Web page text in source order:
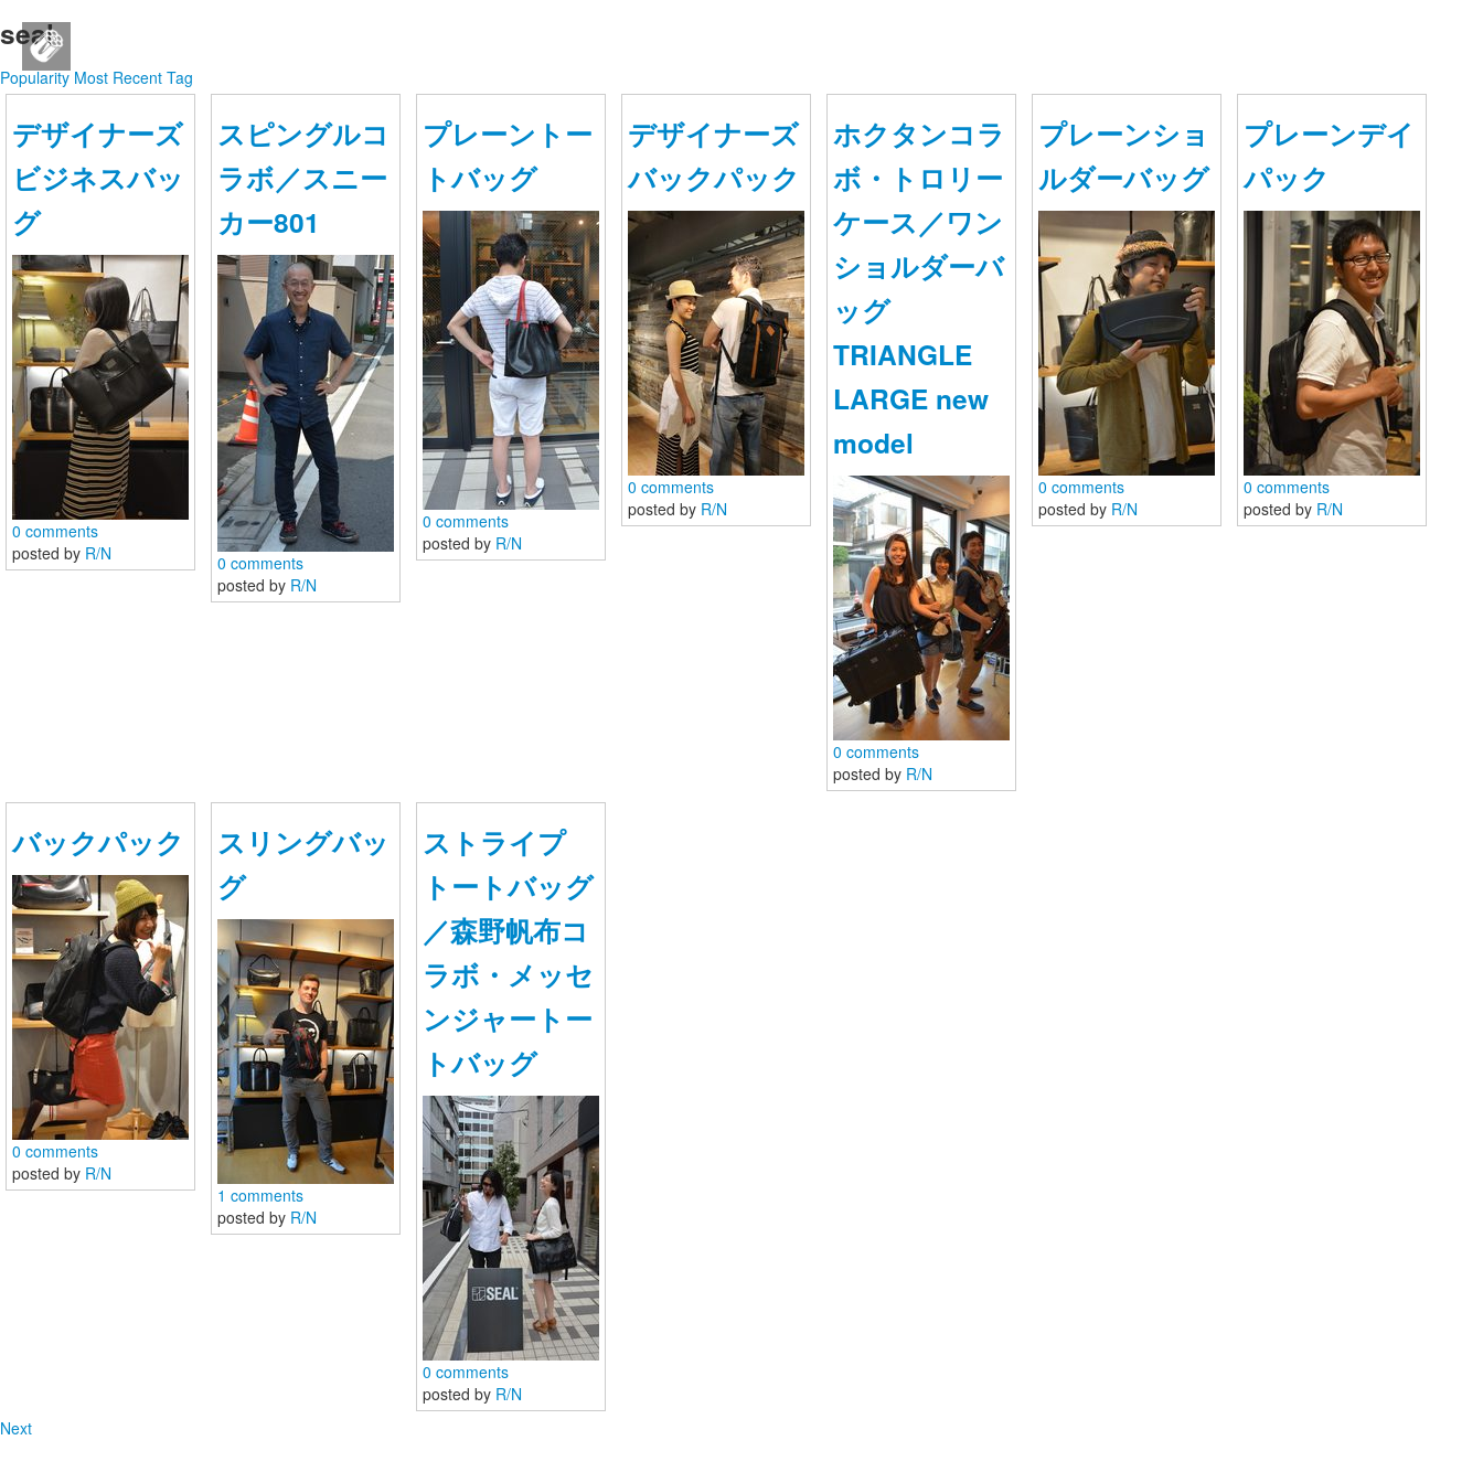
ログイン
新規登録
ストリーム
HOT
NEW
TAGS
その他
このコミュニティについて
ヘルプ
利用規約
プライバシーポリシー
お問い合わせ
REVOLVER
seal
Popularity Most Recent Tag
デザイナーズ
ビジネスバッ
グ
0 comments
posted by R/N
スピングルコ
ラボ／スニー
カー801
0 comments
posted by R/N
プレーントー
トバッグ
0 comments
posted by R/N
デザイナーズ
バックパック
0 comments
posted by R/N
ホクタンコラ
ボ・トロリー
ケース／ワン
ショルダーバ
ッグ
TRIANGLE
LARGE new
model
0 comments
posted by R/N
プレーンショ
ルダーバッグ
0 comments
posted by R/N
プレーンデイ
パック
0 comments
posted by R/N
バックパック
0 comments
posted by R/N
スリングバッ
グ
1 comments
posted by R/N
ストライプ
トートバッグ
／森野帆布コ
ラボ・メッセ
ンジャートー
トバッグ
0 comments
posted by R/N
Next
SEAL brand JAPAN公式SNS
SEAL brand JAPAN公式のコミュニティサイトです。